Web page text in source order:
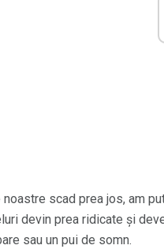
scad prea jos, am
devin prea ridicate și
sau un pui de somn.